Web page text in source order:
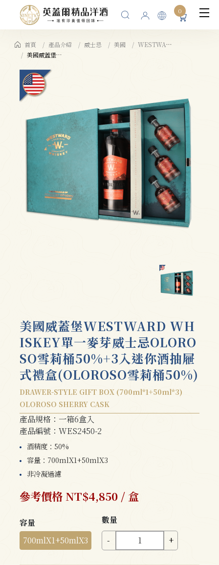
0
首頁 產品介紹 威士忌 美國
WESTWARD WHISKEY 威蓋堡
美國威蓋堡WESTWARD WHISKEY單一麥芽威士忌OLOROSO雪莉桶50%+3入迷你酒抽屜式禮盒(OLOROSO雪莉桶50%)
美國威蓋堡WESTWARD WH
ISKEY單一麥芽威士忌OLORO
SO雪莉桶50%+3入迷你酒抽屜
式禮盒(OLOROSO雪莉桶50%)
DRAWER-STYLE GIFT BOX (700ml*1+50ml*3)
OLOROSO SHERRY CASK
產品規格：一箱6盒入
產品編號：WES2450-2
酒精度：50%
容量：700mlX1+50mlX3
非冷凝過濾
參考價格 NT$4,850 / 盒
容量
700mlX1+50mlX3
數量
-
+